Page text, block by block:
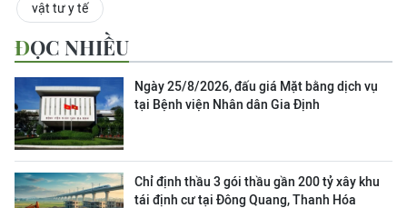
vật tư y tế
ĐỌC NHIỀU
Ngày 25/8/2026, đấu giá Mặt bằng dịch vụ
tại Bệnh viện Nhân dân Gia Định
Chỉ định thầu 3 gói thầu gần 200 tỷ xây khu
tái định cư tại Đông Quang, Thanh Hóa